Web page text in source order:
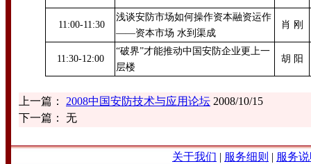
11:00-11:30
浅谈安防市场如何操作资本融资运作
——资本市场 水到渠成
肖 刚
11:30-12:00
“破界”才能推动中国安防企业更上一
层楼
胡 阳
上一篇： 2008中国安防技术与应用论坛 2008/10/15
下一篇： 无
关于我们 | 服务细则 | 服务